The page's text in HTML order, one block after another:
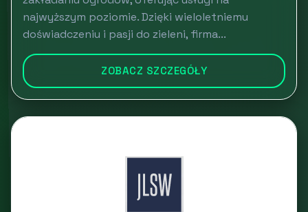
najwyższym poziomie. Dzięki wieloletniemu
doświadczeniu i pasji do zieleni, firma...
ZOBACZ SZCZEGÓŁY